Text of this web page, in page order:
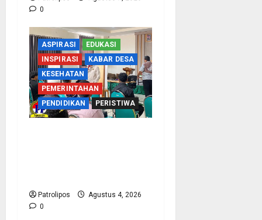
0
ASPIRASI
EDUKASI
INSPIRASI
KABAR DESA
KESEHATAN
PEMERINTAHAN
PENDIDIKAN
PERISTIWA
Patrolipos
Agustus 4, 2026
0